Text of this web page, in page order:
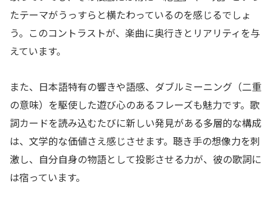
たテーマがうっすらと横たわっているのを感じるでしょ
う。このコントラストが、楽曲に奥行きとリアリティを与
えています。
また、日本語特有の響きや語感、ダブルミーニング（二重
の意味）を駆使した遊び心のあるフレーズも魅力です。歌
詞カードを読み込むたびに新しい発見がある多層的な構成
は、文学的な価値さえ感じさせます。聴き手の想像力を刺
激し、自分自身の物語として投影させる力が、彼の歌詞に
は宿っています。